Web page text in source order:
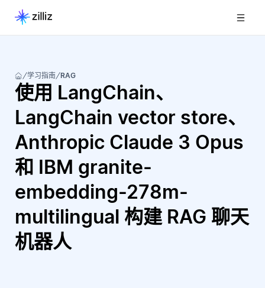
学习指南 RAG
使用 LangChain、
LangChain vector store、
Anthropic Claude 3 Opus
和 IBM granite-
embedding-278m-
multilingual 构建 RAG 聊天
机器人